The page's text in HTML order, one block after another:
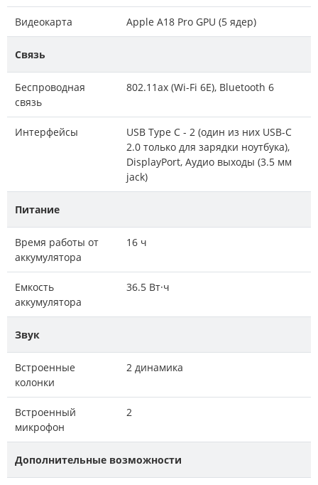
Видеокарта Apple A18 Pro GPU (5 ядер)
Связь
Беспроводная
связь
802.11ax (Wi-Fi 6E), Bluetooth 6
Интерфейсы
USB Type C - 2 (один из них USB-C
2.0 только для зарядки ноутбука),
DisplayPort, Аудио выходы (3.5 мм
jack)
Питание
Время работы от
аккумулятора
16 ч
Емкость
аккумулятора
36.5 Вт·ч
Звук
Встроенные
колонки
2 динамика
Встроенный
микрофон
2
Дополнительные возможности